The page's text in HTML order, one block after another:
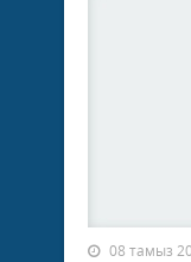
08 тамыз